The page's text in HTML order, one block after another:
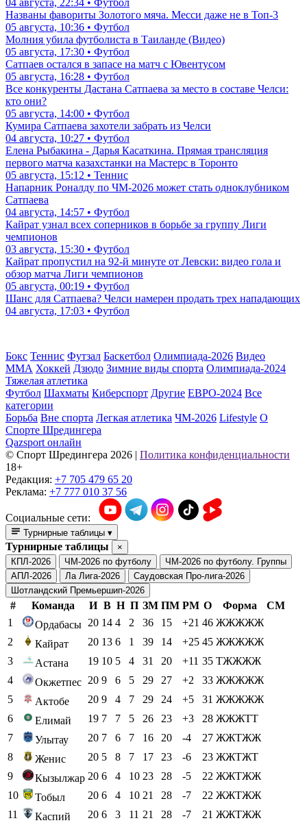
04 августа, 22:34 • Футбол
Названы фавориты Золотого мяча. Месси даже не в Топ-3
05 августа, 10:36 • Футбол
Молния убила футболиста в Таиланде (Видео)
05 августа, 17:30 • Футбол
Сатпаев остался в запасе на матч с Ювентусом
05 августа, 16:28 • Футбол
Все конкуренты Дастана Сатпаева за место в составе Челси:
кто они?
05 августа, 14:00 • Футбол
Кумира Сатпаева захотели забрать из Челси
04 августа, 10:27 • Футбол
Елена Рыбакина - Дарья Касаткина. Прямая трансляция
первого матча казахстанки на Мастерс в Торонто
05 августа, 15:12 • Теннис
Напарник Роналду по ЧМ-2026 может стать одноклубником
Сатпаева
04 августа, 14:57 • Футбол
Кайрат узнал всех соперников в борьбе за группу Лиги
чемпионов
03 августа, 15:30 • Футбол
Кайрат пропустил на 92-й минуте от Левски: видео гола и
обзор матча Лиги чемпионов
05 августа, 00:19 • Футбол
Шанс для Сатпаева? Челси намерен продать трех нападающих
04 августа, 17:03 • Футбол
Бокс Теннис Футзал Баскетбол Олимпиада-2026 Видео
ММА Хоккей Дзюдо Зимние виды спорта Олимпиада-2024
Тяжелая атлетика
Футбол Шахматы Киберспорт Другие ЕВРО-2024 Все
категории
Борьба Вне спорта Легкая атлетика ЧМ-2026 Lifestyle О
Спорте Шредингера
Qazsport онлайн
© Cпорт Шредингера 2026 | Политика конфиденциальности
18+
Редакция: +7 705 479 65 20
Реклама: +7 777 010 37 56
Социальные сети:
Турнирные таблицы ▾
Турнирные таблицы
×
КПЛ-2026
ЧМ-2026 по футболу
ЧМ-2026 по футболу. Группы
АПЛ-2026
Ла Лига-2026
Саудовская Про-лига-2026
Шотландский Премьершип-2026
# Команда И В Н П ЗМ ПМ РМ О Форма
СМ
1
Ордабасы 20 14 4 2 36 15 +21 46 ЖЖЖЖЖ
2
Кайрат 20 13 6 1 39 14 +25 45 ЖЖЖЖЖ
3
Астана 19 10 5 4 31 20 +11 35 ТЖЖЖЖ
4
Окжетпес 20 9 6 5 29 27 +2 33 ЖЖЖЖЖ
5
Актобе 20 9 4 7 29 24 +5 31 ЖЖЖЖЖ
6
Елимай 19 7 7 5 26 23 +3 28 ЖЖЖТТ
7
Улытау 20 7 6 7 16 20 -4 27 ЖЖТЖЖ
8
Женис 20 5 8 7 17 23 -6 23 ЖЖТЖТ
9
Кызылжар 20 6 4 10 23 28 -5 22 ЖЖТЖЖ
10
Тобыл 20 6 4 10 21 28 -7 22 ЖЖТЖЖ
11
Каспий 20 6 3 11 21 28 -7 21 ЖЖТЖЖ